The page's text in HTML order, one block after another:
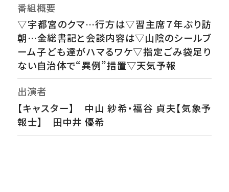
番組概要
▽宇都宮のクマ…行方は▽習主席７年ぶり訪
朝…金総書記と会談内容は▽山陰のシールブ
ーム子ども達がハマるワケ▽指定ごみ袋足り
ない自治体で“異例”措置▽天気予報
出演者
【キャスター】 中山 紗希・福谷 貞夫【気象予
報士】 田中井 優希